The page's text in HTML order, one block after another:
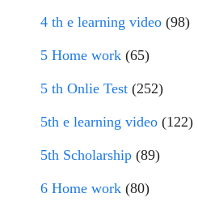
4 th e learning video (98)
5 Home work (65)
5 th Onlie Test (252)
5th e learning video (122)
5th Scholarship (89)
6 Home work (80)